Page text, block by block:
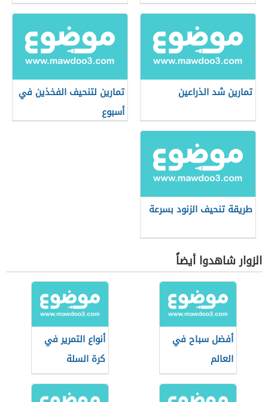
تمارين شد الذراعين
تمارين لتنحيف الفخذين في
أسبوع
طريقة تنحيف الزنود بسرعة
الزوار شاهدوا أيضاً
أفضل سباح في
العالم
أنواع التمرير في
كرة السلة